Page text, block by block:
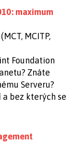
maximum
MCITP,
Foundation
Znáte
Serveru?
bez kterých se